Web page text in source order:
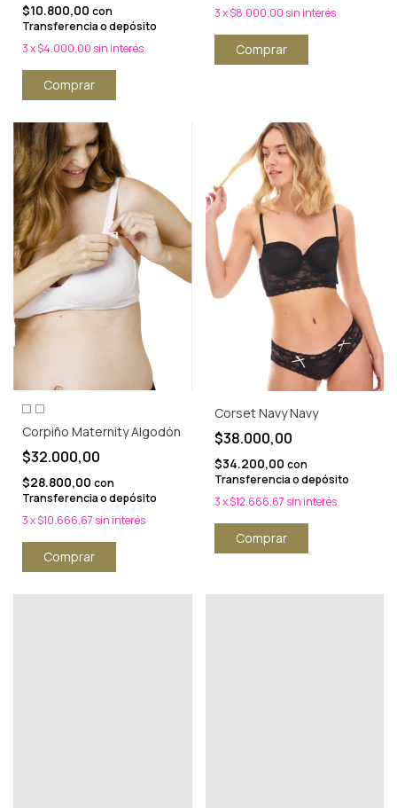
$10.800,00 con
Transferencia o depósito
3x$4.000,00 sin interés
Comprar
3x$8.000,00 sin interés
Comprar
Corpiño Maternity Algodón
$32.000,00
$28.800,00 con
Transferencia o depósito
3x$10.666,67 sin interés
Comprar
Corset Navy Navy
$38.000,00
$34.200,00 con
Transferencia o depósito
3x$12.666,67 sin interés
Comprar